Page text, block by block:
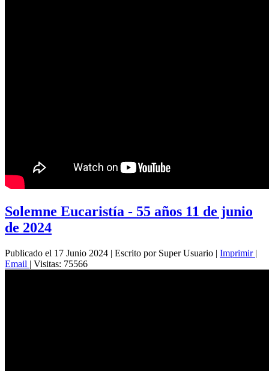
Solemne Eucaristía - 55 años 11 de junio
de 2024
Publicado el 17 Junio 2024 | Escrito por Super Usuario | Imprimir |
Email | Visitas: 75566